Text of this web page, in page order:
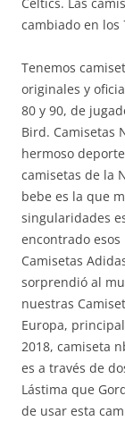
cambiado en
Tenemos
originales y
80 y 90, de
Bird. Camisetas
hermoso
camisetas de la
bebe es la que
singularidades
encontrado
Camisetas
sorprendió al
nuestras
Europa,
2018, camiseta
es a través de
Lástima que
de usar esta